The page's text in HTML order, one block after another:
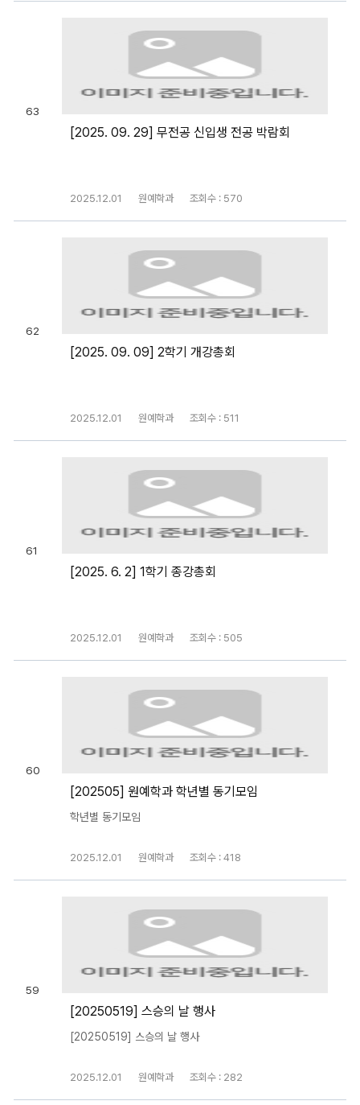
63
[2025. 09. 29] 무전공 신입생 전공 박람회
2025.12.01 원예학과 조회수 : 570
62
[2025. 09. 09] 2학기 개강총회
2025.12.01 원예학과 조회수 : 511
61
[2025. 6. 2] 1학기 종강총회
2025.12.01 원예학과 조회수 : 505
60
[202505] 원예학과 학년별 동기모임
학년별 동기모임
2025.12.01 원예학과 조회수 : 418
59
[20250519] 스승의 날 행사
[20250519] 스승의 날 행사
2025.12.01 원예학과 조회수 : 282